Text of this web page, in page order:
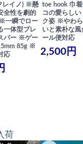
レイノ) ※懸
全性を劇的
一瞬でロー
一体型ブレ
パー ※ゲー
85g ※
応
toe hook 巾
コの愛らしい
ク姿 ※やわ
いと素朴な
ール便対応
2,500円
荷